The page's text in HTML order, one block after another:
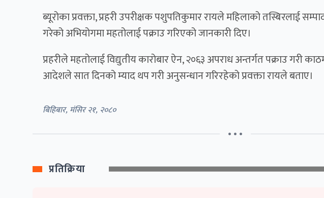
ब्यूरोका प्रवक्ता, प्रहरी उपरीक्षक पशुपतिकुमार रायले महिलाको तस्बिरलाई
गरेको अभियोगमा महतोलाई पक्राउ गरिएको जानकारी दिए।
प्रहरीले महतोलाई विद्युतीय कारोबार ऐन, २०६३ अपराध अन्तर्गत पक्राउ गरी
आदेशले सात दिनको म्याद थप गरी अनुसन्धान गरिरहेको प्रवक्ता रायले बताए।
बिहिबार, मंसिर २१, २०८०
• • •
प्रतिक्रिया